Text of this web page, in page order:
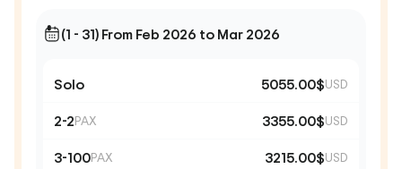
(1 - 31) From Feb 2026 to Mar 2026
Solo 5055.00$USD
2-2PAX 3355.00$USD
3-100PAX 3215.00$USD